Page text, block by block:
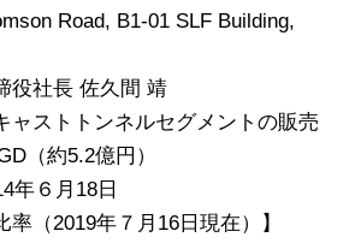
Road, B1-01 SLF Building,
役社長 佐久間 靖
ャストトンネルセグメントの販売
（約5.2億円）
年６月18日
率（2019年７月16日現在）】